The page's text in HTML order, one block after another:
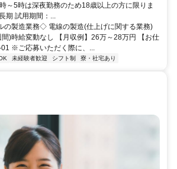
～5時は深夜勤務のため18歳以上の方に限りま
期 試用期間：...
の製造業務◇ 電線の製造(仕上げに関する業務)
)時給変動なし 【月収例】26万～28万円 【お仕
※ご応募いただく際に、...
未経験者歓迎 シフト制 寮・社宅あり